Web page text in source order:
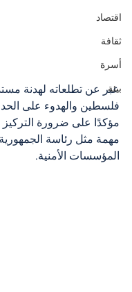
اقتصاد
ثقافة
أسرة
بيئة
عبر عن تطلعاته لهدنة
فلسطين والهدوء على الحدود
مؤكدًا على ضرورة
مهمة مثل رئاسة
المؤسسات الأمنية.